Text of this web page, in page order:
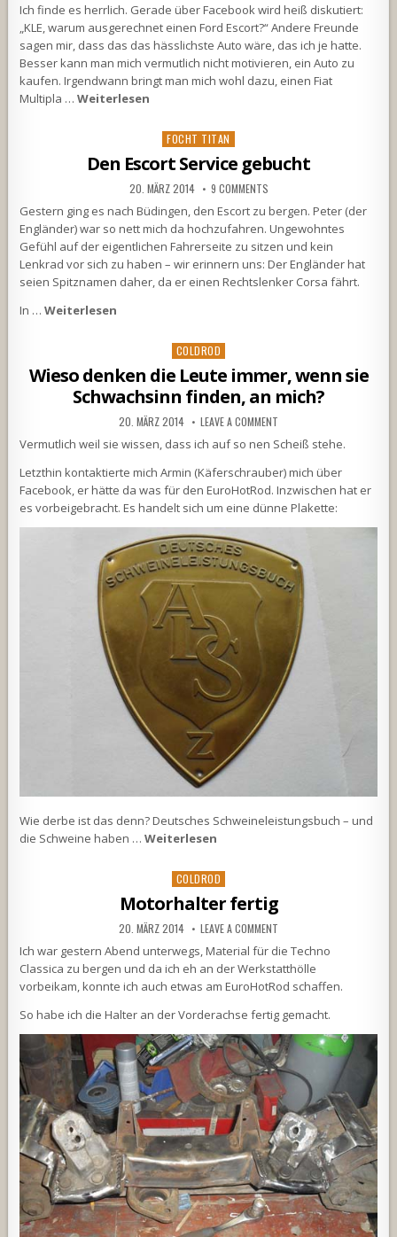
Ich finde es herrlich. Gerade über Facebook wird heiß diskutiert:
„KLE, warum ausgerechnet einen Ford Escort?“ Andere Freunde
sagen mir, dass das das hässlichste Auto wäre, das ich je hatte.
Besser kann man mich vermutlich nicht motivieren, ein Auto zu
kaufen. Irgendwann bringt man mich wohl dazu, einen Fiat
Multipla …Weiterlesen
Posted
in
FOCHT TITAN
Den Escort Service gebucht
20. MÄRZ 2014 9 COMMENTS
Gestern ging es nach Büdingen, den Escort zu bergen. Peter (der
Engländer) war so nett mich da hochzufahren. Ungewohntes
Gefühl auf der eigentlichen Fahrerseite zu sitzen und kein
Lenkrad vor sich zu haben – wir erinnern uns: Der Engländer hat
seien Spitznamen daher, da er einen Rechtslenker Corsa fährt.
In …Weiterlesen
Posted
COLDROD
Wieso denken die Leute immer, wenn sie
Schwachsinn finden, an mich?
20. MÄRZ 2014 LEAVE A COMMENT
Vermutlich weil sie wissen, dass ich auf so nen Scheiß stehe.
Letzthin kontaktierte mich Armin (Käferschrauber) mich über
Facebook, er hätte da was für den EuroHotRod. Inzwischen hat er
es vorbeigebracht. Es handelt sich um eine dünne Plakette:
Wie derbe ist das denn? Deutsches Schweineleistungsbuch – und
die Schweine haben …Weiterlesen
Posted
in
COLDROD
Motorhalter fertig
20. MÄRZ 2014 LEAVE A COMMENT
Ich war gestern Abend unterwegs, Material für die Techno
Classica zu bergen und da ich eh an der Werkstatthölle
vorbeikam, konnte ich auch etwas am EuroHotRod schaffen.
So habe ich die Halter an der Vorderachse fertig gemacht.